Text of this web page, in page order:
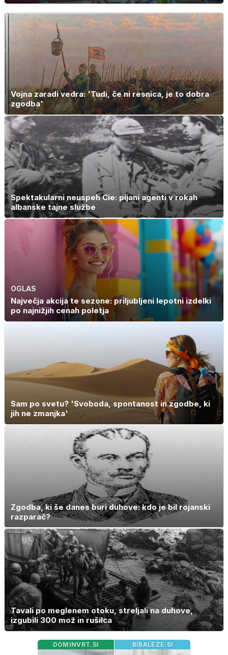
Vojna zaradi vedra: 'Tudi, če ni resnica, je to dobra
zgodba'
Spektakularni neuspeh Cie: pijani agenti v rokah
albanske tajne službe
OGLAS
Največja akcija te sezone: priljubljeni lepotni izdelki
po najnižjih cenah poletja
Sam po svetu? 'Svoboda, spontanost in zgodbe, ki
jih ne zmanjka'
Zgodba, ki še danes buri duhove: kdo je bil rojanski
razparač?
Tavali po meglenem otoku, streljali na duhove,
izgubili 300 mož in rušilca
DOMINVRT.SI BIBALEZE.SI